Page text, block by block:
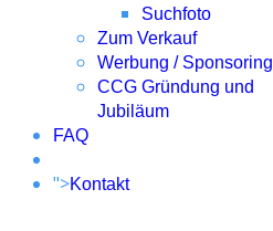
Suchfoto
Zum Verkauf
Werbung / Sponsoring
CCG Gründung und
Jubiläum
FAQ
">Kontakt